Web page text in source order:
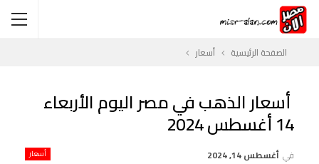
الصفحة الرئيسية أسعار
أسعار الذهب في مصر اليوم الأربعاء
14 أغسطس 2024
أسعار في أغسطس 14, 2024